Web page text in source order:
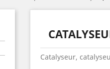
Catalyseur,